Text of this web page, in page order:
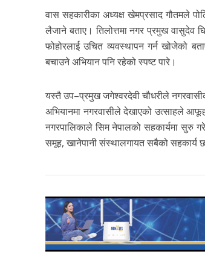
वास सहकारीका अध्यक्ष खेमप्रसाद गौतमले
लैजाने बताए। तिलोत्तमा नगर प्रमुख वासुदेव
फोहोरलाई उचित व्यवस्थापन गर्न खोजेको
बचाउने अभियान पनि रहेको स्पष्ट पारे।
यस्तै उप–प्रमुख जगेश्वरदेवी चौधरीले
अभियानमा नगरवासीले देखाएको उत्साहले
नगरपालिकाले सिम नेपालको सहकार्यमा सुरु
समूह, खानेपानी संस्थालगायत सबैको सहकार्य